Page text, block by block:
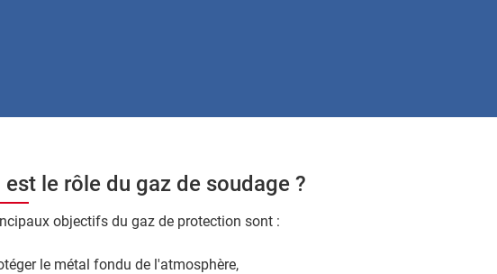
est le rôle du gaz de soudage ?
objectifs du gaz de protection sont :
le métal fondu de l'atmosphère,